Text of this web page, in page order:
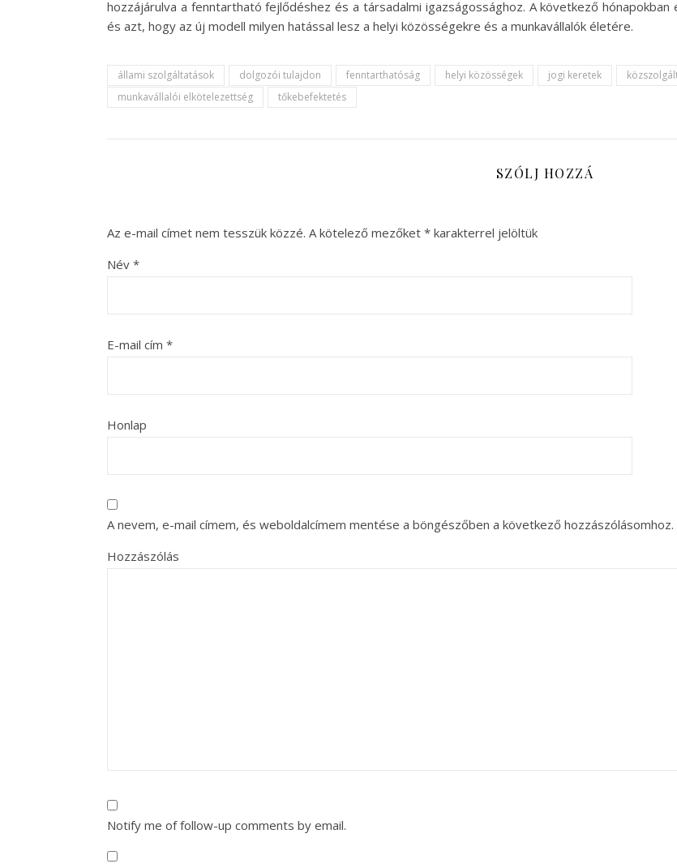
hozzájárulva a fenntartható fejlődéshez és a társadalmi igazságossághoz. A következő
és azt, hogy az új modell milyen hatással lesz a helyi közösségekre és a munkavállalók életére.
állami szolgáltatások dolgozói tulajdon fenntarthatóság helyi közösségek jogi keretek
munkavállalói elkötelezettség
tőkebefektetés
SZÓLJ HOZZÁ
Az e-mail címet nem tesszük közzé. A kötelező mezőket * karakterrel jelöltük
Név *
E-mail cím *
Honlap
A nevem, e-mail címem, és weboldalcímem mentése a böngészőben a következő hozzászólásomhoz.
Hozzászólás
Notify me of follow-up comments by email.